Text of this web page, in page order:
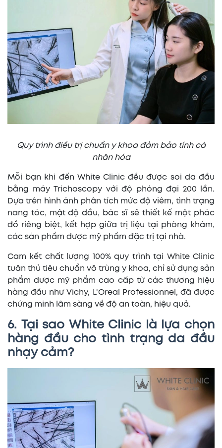
Quy trình điều trị chuẩn y khoa đảm bảo tính cá
nhân hóa
Mỗi bạn khi đến White Clinic đều được soi da đầu
bằng máy Trichoscopy với độ phóng đại 200 lần.
Dựa trên hình ảnh phân tích mức độ viêm, tình trạng
nang tóc, mật độ dầu, bác sĩ sẽ thiết kế một phác
đồ riêng biệt, kết hợp giữa trị liệu tại phòng khám,
các sản phẩm dược mỹ phẩm đặc trị tại nhà.
Cam kết chất lượng 100% quy trình tại White Clinic
tuân thủ tiêu chuẩn vô trùng y khoa, chỉ sử dụng sản
phẩm dược mỹ phẩm cao cấp từ các thương hiệu
hàng đầu như Vichy, L'Oreal Professionnel, đã được
chứng minh lâm sàng về độ an toàn, hiệu quả.
6. Tại sao White Clinic là lựa chọn
hàng đầu cho tình trạng da đầu
nhạy cảm?